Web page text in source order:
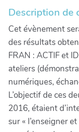
Description de
Cet évènement
des résultats
FRAN : ACTIF et
ateliers
numériques,
L’objectif de ces
2016, étaient
sur « l’enseigner